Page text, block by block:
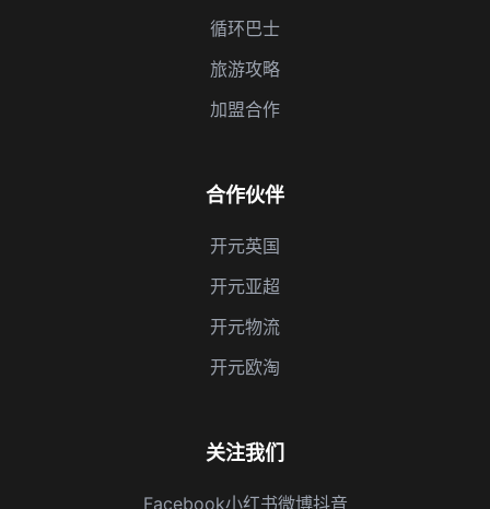
循环巴士
旅游攻略
加盟合作
合作伙伴
开元英国
开元亚超
开元物流
开元欧淘
关注我们
Facebook小红书微博抖音